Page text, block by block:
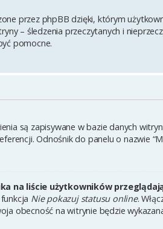
przez phpBB dzięki, którym
– śledzenia przeczytanych i
pomocne.
są zapisywane w bazie danych
Odnośnik do panelu o nazwie
na liście użytkowników
Nie pokazuj statusu online.
obecność na witrynie będzie